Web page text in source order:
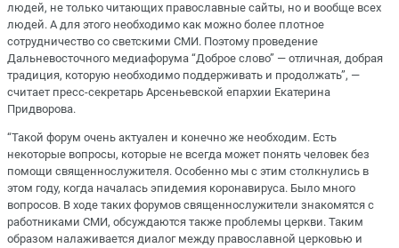
людей, не только читающих православные сайты, но и вообще всех
людей. А для этого необходимо как можно более плотное
сотрудничество со светскими СМИ. Поэтому проведение
Дальневосточного медиафорума “Доброе слово” — отличная, добрая
традиция, которую необходимо поддерживать и продолжать”, —
считает пресс-секретарь Арсеньевской епархии Екатерина
Придворова.
“Такой форум очень актуален и конечно же необходим. Есть
некоторые вопросы, которые не всегда может понять человек без
помощи священнослужителя. Особенно мы с этим столкнулись в
этом году, когда началась эпидемия коронавируса. Было много
вопросов. В ходе таких форумов священнослужители знакомятся с
работниками СМИ, обсуждаются также проблемы церкви. Таким
образом налаживается диалог между православной церковью и